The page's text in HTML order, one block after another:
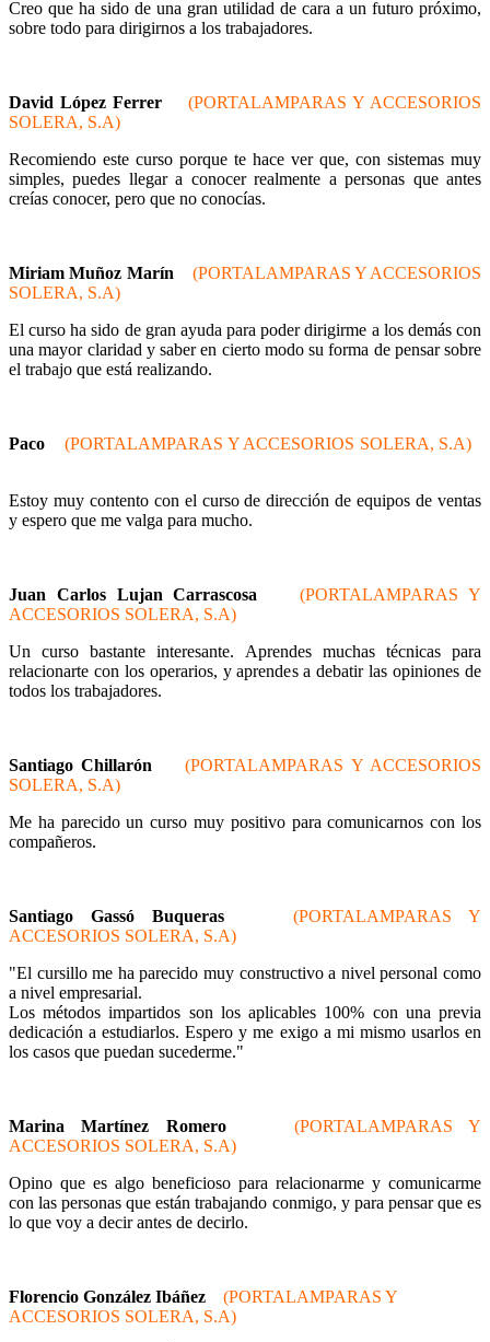
Creo que ha sido de una gran utilidad de cara a un futuro próximo,
sobre todo para dirigirnos a los trabajadores.
David López Ferrer
(PORTALAMPARAS Y ACCESORIOS
SOLERA, S.A)
Recomiendo este curso porque te hace ver que, con sistemas muy
simples, puedes llegar a conocer realmente a personas que antes
creías conocer, pero que no conocías.
Miriam Muñoz Marín
(PORTALAMPARAS Y ACCESORIOS
SOLERA, S.A)
El curso ha sido de gran ayuda para poder dirigirme a los demás con
una mayor claridad y saber en cierto modo su forma de pensar sobre
el trabajo que está realizando.
Paco (PORTALAMPARAS Y ACCESORIOS SOLERA, S.A)
Estoy muy contento con el curso de dirección de equipos de ventas
y espero que me valga para mucho.
Juan Carlos Lujan Carrascosa
(PORTALAMPARAS Y
ACCESORIOS SOLERA, S.A)
Un curso bastante interesante. Aprendes muchas técnicas para
relacionarte con los operarios, y aprendes a debatir las opiniones de
todos los trabajadores.
Santiago Chillarón
(PORTALAMPARAS Y ACCESORIOS
SOLERA, S.A)
Me ha parecido un curso muy positivo para comunicarnos con los
compañeros.
Santiago Gassó Buqueras
(PORTALAMPARAS Y
ACCESORIOS SOLERA, S.A)
"El cursillo me ha parecido muy constructivo a nivel personal como
a nivel empresarial.
Los métodos impartidos son los aplicables 100% con una previa
dedicación a estudiarlos. Espero y me exigo a mi mismo usarlos en
los casos que puedan sucederme."
Marina Martínez Romero
(PORTALAMPARAS Y
ACCESORIOS SOLERA, S.A)
Opino que es algo beneficioso para relacionarme y comunicarme
con las personas que están trabajando conmigo, y para pensar que es
lo que voy a decir antes de decirlo.
Florencio González Ibáñez
(PORTALAMPARAS Y
ACCESORIOS SOLERA, S.A)